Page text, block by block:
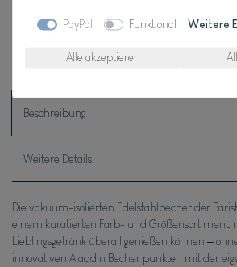
Beschreibung
Weitere Details
Die vakuum-isolierten Edelstahlbecher der
einem kuratierten Farb- und Größensortiment,
Lieblingsgetränk überall genießen können –
innovativen Aladdin Becher punkten mit der
PayPal Funktional Weitere
Alle akzeptieren